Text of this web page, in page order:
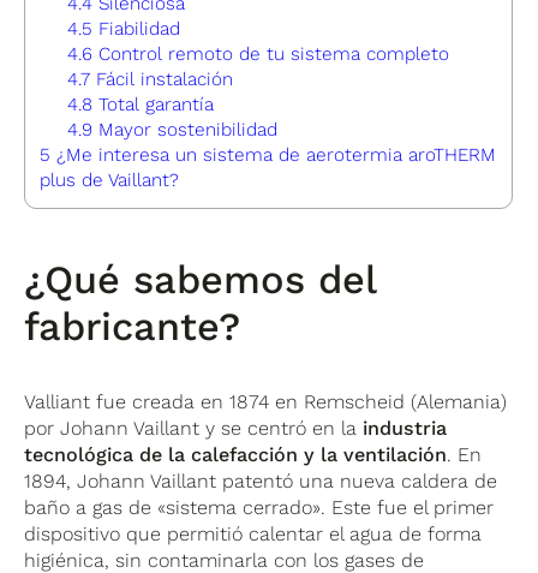
4.5 Fiabilidad
4.6 Control remoto de tu sistema completo
4.7 Fácil instalación
4.8 Total garantía
4.9 Mayor sostenibilidad
5 ¿Me interesa un sistema de aerotermia aroTHERM
plus de Vaillant?
¿Qué sabemos del
fabricante?
Valliant fue creada en 1874 en Remscheid (Alemania)
por Johann Vaillant y se centró en la industria
tecnológica de la calefacción y la ventilación. En
1894, Johann Vaillant patentó una nueva caldera de
baño a gas de «sistema cerrado». Este fue el primer
dispositivo que permitió calentar el agua de forma
higiénica, sin contaminarla con los gases de